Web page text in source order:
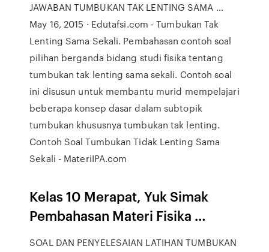
JAWABAN TUMBUKAN TAK LENTING SAMA …
May 16, 2015 · Edutafsi.com - Tumbukan Tak
Lenting Sama Sekali. Pembahasan contoh soal
pilihan berganda bidang studi fisika tentang
tumbukan tak lenting sama sekali. Contoh soal
ini disusun untuk membantu murid mempelajari
beberapa konsep dasar dalam subtopik
tumbukan khususnya tumbukan tak lenting.
Contoh Soal Tumbukan Tidak Lenting Sama
Sekali - MateriIPA.com
Kelas 10 Merapat, Yuk Simak
Pembahasan Materi Fisika …
SOAL DAN PENYELESAIAN LATIHAN TUMBUKAN